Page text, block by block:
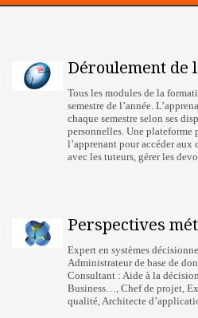
Déroulement de
Tous les modules de la
semestre de l’année.
chaque semestre selon ses
personnelles. Une plateforme
l’apprenant pour accéder
avec les tuteurs, gérer les
Perspectives
Expert en systèmes
Administrateur de base de
Consultant : Aide à la
Business…, Chef de projet,
qualité, Architecte